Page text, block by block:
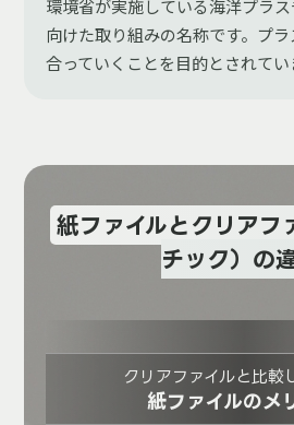
環境省が実施している海洋プラ
向けた取り組みの名称です。プ
合っていくことを目的とされてい
紙ファイルとクリアフ
チック）の
クリアファイルと比較
紙ファイルのメ